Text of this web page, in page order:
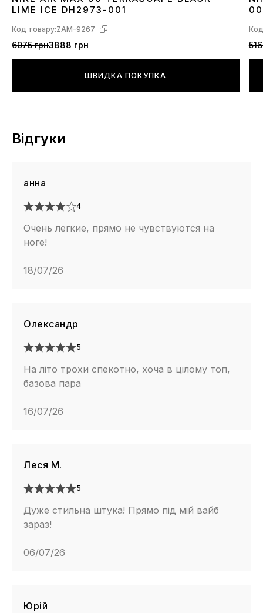
3640 4142 434445
LIME ICE DH2973-001
Код товару:ZAM-9267
6075 грн3888 грн
ШВИДКА ПОКУПКА
Відгуки
анна
4
Очень легкие, прямо не чувствуются на
ноге!
18/07/26
Олександр
5
На літо трохи спекотно, хоча в цілому топ,
базова пара
16/07/26
Леся М.
5
Дуже стильна штука! Прямо під мій вайб
зараз!
06/07/26
Юрій